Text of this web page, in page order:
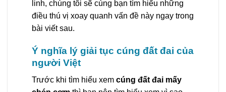
linh, chúng tôi sẽ cùng bạn tìm hiểu những
điều thú vị xoay quanh vấn đề này ngay trong
bài viết sau.
Ý nghĩa lý giải tục cúng đất đai của
người Việt
Trước khi tìm hiểu xem cúng đất đai mấy